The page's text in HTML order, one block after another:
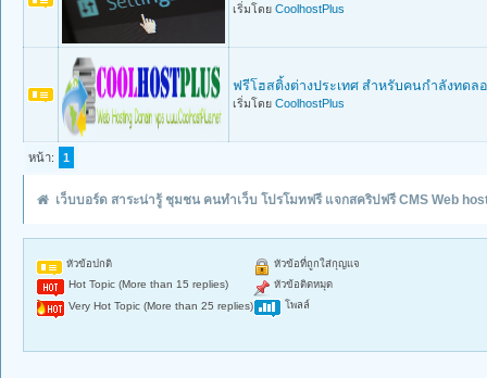
เริ่มโดย CoolhostPlus
ฟรีโฮสติ้งต่างประเทศ สำหรับคนกำลังทดลอ
เริ่มโดย CoolhostPlus
หน้า: 1
เว็บบอร์ด สาระน่ารู้ ชุมชน คนทำเว็บ โปรโมทฟรี แจกสคริปฟรี CMS Web
หัวข้อปกติ
Hot Topic (More than 15 replies)
Very Hot Topic (More than 25 replies)
หัวข้อที่ถูกใส่กุญแจ
หัวข้อติดหมุด
โพลล์